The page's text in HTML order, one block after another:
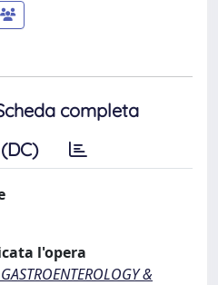
completa
l'opera
&